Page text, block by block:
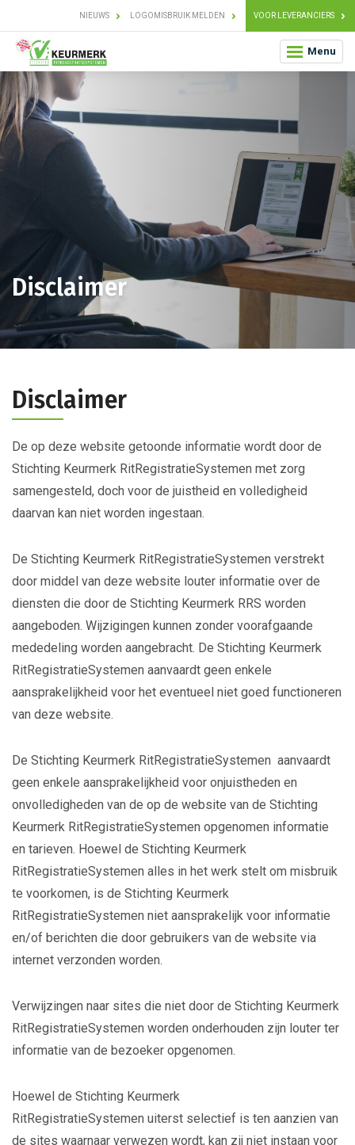
NIEUWS LOGOMISBRUIK MELDEN VOOR LEVERANCIERS
Menu
Disclaimer
Disclaimer
De op deze website getoonde informatie wordt door de
Stichting Keurmerk RitRegistratieSystemen met zorg
samengesteld, doch voor de juistheid en volledigheid
daarvan kan niet worden ingestaan.
De Stichting Keurmerk RitRegistratieSystemen verstrekt
door middel van deze website louter informatie over de
diensten die door de Stichting Keurmerk RRS worden
aangeboden. Wijzigingen kunnen zonder voorafgaande
mededeling worden aangebracht. De Stichting Keurmerk
RitRegistratieSystemen aanvaardt geen enkele
aansprakelijkheid voor het eventueel niet goed functioneren
van deze website.
De Stichting Keurmerk RitRegistratieSystemen aanvaardt
geen enkele aansprakelijkheid voor onjuistheden en
onvolledigheden van de op de website van de Stichting
Keurmerk RitRegistratieSystemen opgenomen informatie
en tarieven. Hoewel de Stichting Keurmerk
RitRegistratieSystemen alles in het werk stelt om misbruik
te voorkomen, is de Stichting Keurmerk
RitRegistratieSystemen niet aansprakelijk voor informatie
en/of berichten die door gebruikers van de website via
internet verzonden worden.
Verwijzingen naar sites die niet door de Stichting Keurmerk
RitRegistratieSystemen worden onderhouden zijn louter ter
informatie van de bezoeker opgenomen.
Hoewel de Stichting Keurmerk
RitRegistratieSystemen uiterst selectief is ten aanzien van
de sites waarnaar verwezen wordt, kan zij niet instaan voor